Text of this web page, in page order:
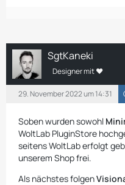
SgtKaneki
Designer mit ❤
29. November 2022 um 14:31
Soben wurden sowohl
WoltLab PluginStore
seitens WoltLab erfolgt
unserem Shop frei.
Als nächstes folgen